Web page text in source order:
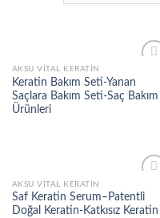
wishlist
AKSU VITAL KERATIN
Keratin Bakım Seti-Yanan
Saçlara Bakım Seti-Saç Bakım
Ürünleri
Add to
wishlist
AKSU VITAL KERATIN
Saf Keratin Serum–Patentli
Doğal Keratin-Katkısız Keratin